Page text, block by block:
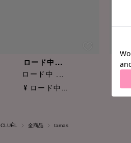
ロード中...
ロード中 ...
¥ ロード中...
CLUÉL 全商品 tamas